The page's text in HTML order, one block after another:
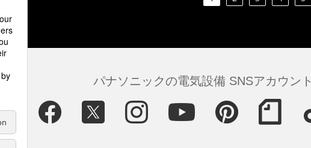
パナソニックの電気設備 SNSアカウント